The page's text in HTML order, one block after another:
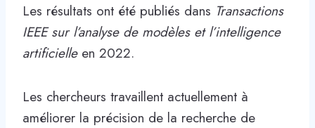
Les résultats ont été publiés dans Transactions
IEEE sur l’analyse de modèles et l’intelligence
artificielleen 2022.
Les chercheurs travaillent actuellement à
améliorer la précision de la recherche de